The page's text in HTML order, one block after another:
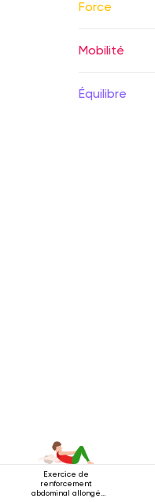
Force
Mobilité
Équilibre
Exercice de
renforcement
abdominal allongé